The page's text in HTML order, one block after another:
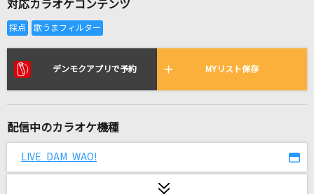
リアルタイムで歌われている曲の一覧
[生音]翳(かげ)りゆく部屋
対応カラオケコンテンツ
デンモクアプリで予約 MYリスト保存
配信中のカラオケ機種
LIVE DAM WAO!